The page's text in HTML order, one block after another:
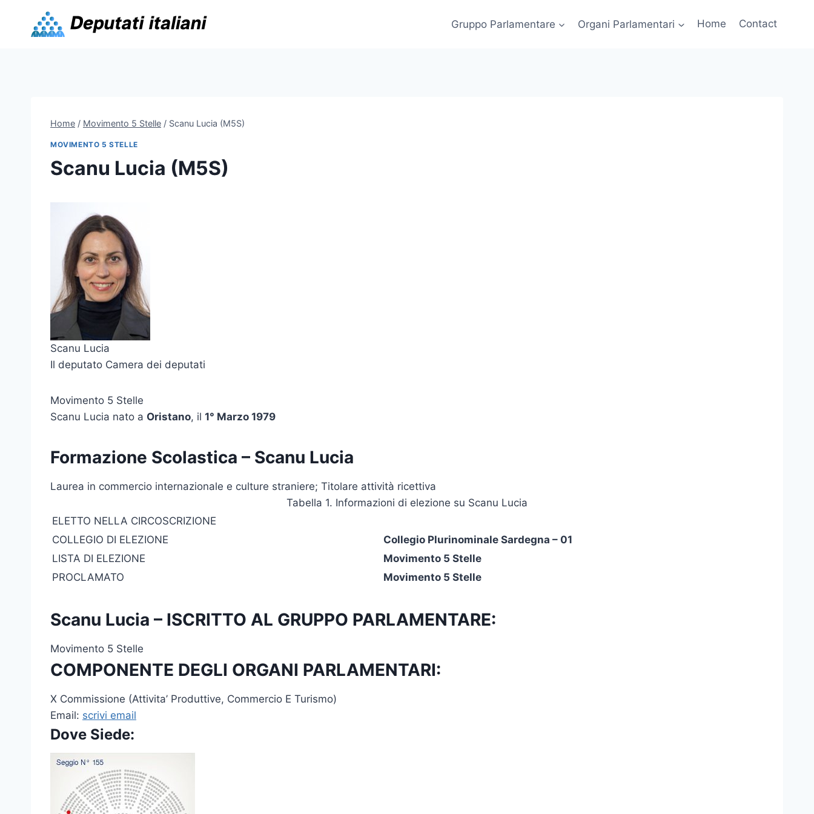
content
Gruppo Parlamentare Organi Parlamentari Home Contact
Home / Movimento 5 Stelle / Scanu Lucia (M5S)
MOVIMENTO 5 STELLE
Scanu Lucia (M5S)
Scanu Lucia
Il deputato Camera dei deputati
Movimento 5 Stelle
Scanu Lucia nato a Oristano, il 1° Marzo 1979
Formazione Scolastica – Scanu Lucia
Laurea in commercio internazionale e culture straniere; Titolare attività ricettiva
Tabella 1. Informazioni di elezione su Scanu Lucia
ELETTO NELLA CIRCOSCRIZIONE
COLLEGIO DI ELEZIONE
Collegio Plurinominale Sardegna – 01
LISTA DI ELEZIONE
Movimento 5 Stelle
PROCLAMATO
Movimento 5 Stelle
Scanu Lucia – ISCRITTO AL GRUPPO PARLAMENTARE:
Movimento 5 Stelle
COMPONENTE DEGLI ORGANI PARLAMENTARI:
X Commissione (Attivita’ Produttive, Commercio E Turismo)
Email: scrivi email
Dove Siede: